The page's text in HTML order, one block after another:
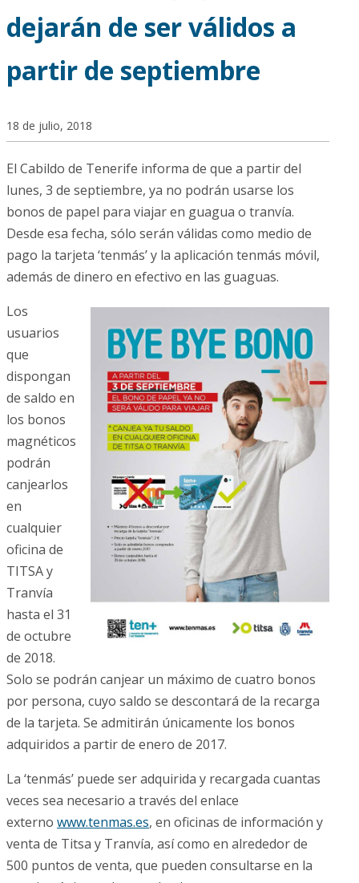
dejarán de ser válidos a
partir de septiembre
18 de julio, 2018
El Cabildo de Tenerife informa de que a partir del
lunes, 3 de septiembre, ya no podrán usarse los
bonos de papel para viajar en guagua o tranvía.
Desde esa fecha, sólo serán válidas como medio de
pago la tarjeta ‘tenmás’ y la aplicación tenmás móvil,
además de dinero en efectivo en las guaguas.
Los
usuarios
que
dispongan
de saldo en
los bonos
magnéticos
podrán
canjearlos
en
cualquier
oficina de
TITSA y
Tranvía
hasta el 31
de octubre
de 2018.
Solo se podrán canjear un máximo de cuatro bonos
por persona, cuyo saldo se descontará de la recarga
de la tarjeta. Se admitirán únicamente los bonos
adquiridos a partir de enero de 2017.
La ‘tenmás’ puede ser adquirida y recargada cuantas
veces sea necesario a través del enlace
externo www.tenmas.es, en oficinas de información y
venta de Titsa y Tranvía, así como en alrededor de
500 puntos de venta, que pueden consultarse en la